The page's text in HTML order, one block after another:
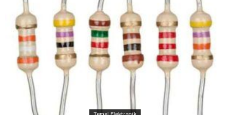
Temel Elektronik